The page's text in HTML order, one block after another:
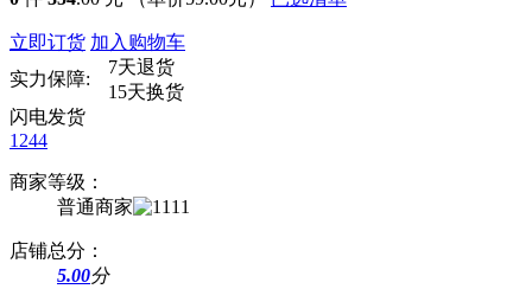
立即订货 加入购物车
实力保障:
7天退货
15天换货
闪电发货
1244
商家等级：
普通商家
店铺总分：
5.00分